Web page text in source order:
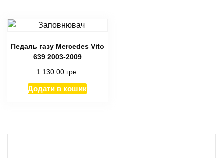
Педаль газу Mercedes Vito
639 2003-2009
1 130.00 грн.
Додати в кошик